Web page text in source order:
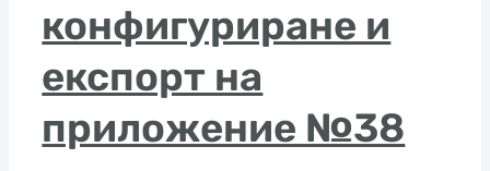
конфигуриране и
експорт на
приложение №38